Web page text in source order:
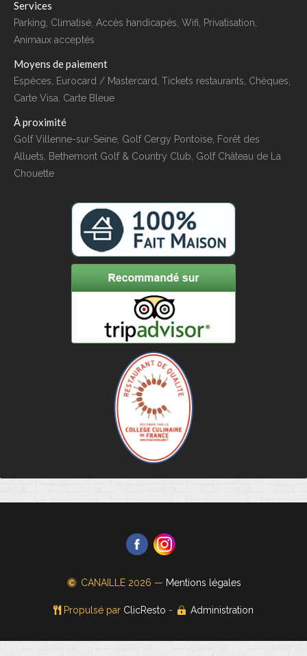
Services
Parking, Climatisé, Accès handicapés, Wifi, Privatisation,
Animaux acceptés
Moyens de paiement
Espèces, Eurocard / Mastercard, Tickets restaurants, Chèques,
Carte Visa, Carte Bleue
À proximité
Golf Villenne-sur-Seine, Golf Cergy Pontoise, Forêt des
Alluets, Bethemont Golf & Country Club, Golf Château de La
Chouette
CANAILLE2026 — Mentions légales
Propulsé par ClicResto - Administration